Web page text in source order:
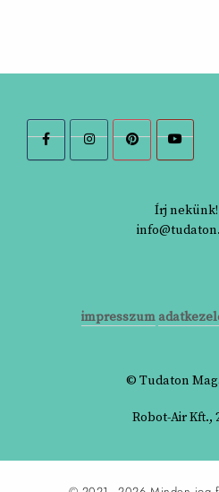
Írj nekünk!
impresszum
© Tudaton
Robot-Air Kft.,